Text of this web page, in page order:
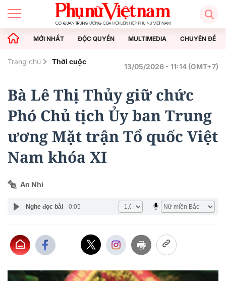
MỚI NHẤT ĐỘC QUYỀN MULTIMEDIA CHUYÊN ĐỀ
Trang chủ Thời cuộc
13/05/2026 - 11:14 (GMT+7)
Bà Lê Thị Thủy giữ chức
Phó Chủ tịch Ủy ban Trung
ương Mặt trận Tổ quốc Việt
Nam khóa XI
An Nhi
Nghe đọc bài 0:05